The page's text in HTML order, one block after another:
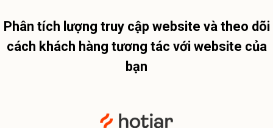
Phân tích lượng truy cập website và theo dõi
cách khách hàng tương tác với website của
bạn